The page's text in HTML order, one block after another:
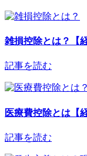
雑損控除とは？【
記事を読む
医療費控除とは【
記事を読む